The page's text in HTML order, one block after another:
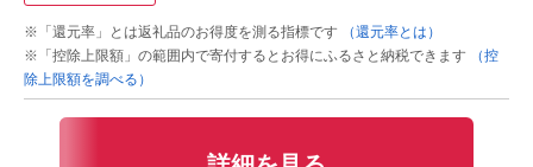
※「還元率」とは返礼品のお得度を測る指標です
（還元率とは）
※「控除上限額」の範囲内で寄付するとお得にふるさと納税できます
（控
除上限額を調べる）